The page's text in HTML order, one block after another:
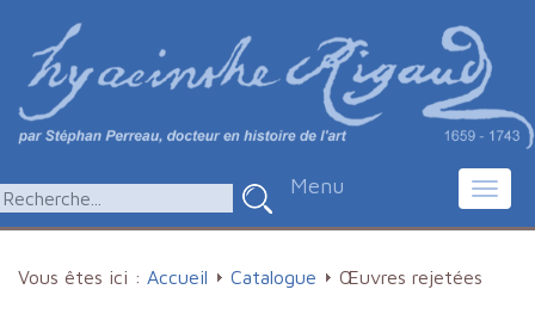
Menu
Vous êtes ici : Accueil Catalogue Œuvres rejetées